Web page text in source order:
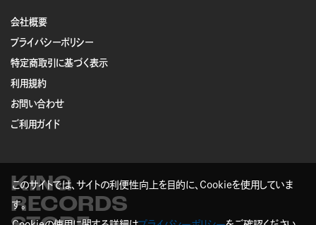
会社概要
プライバシーポリシー
特定商取引に基づく表示
利用規約
お問い合わせ
ご利用ガイド
KING
RECORDS
このサイトでは、サイトの利便性向上を目的に、Cookieを使用していま
す。